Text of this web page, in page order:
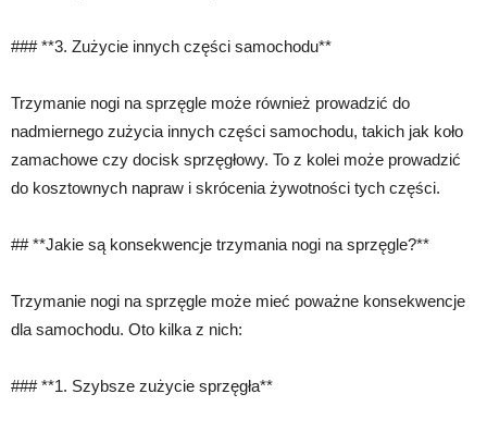
### **3. Zużycie innych części samochodu**
Trzymanie nogi na sprzęgle może również prowadzić do
nadmiernego zużycia innych części samochodu, takich jak koło
zamachowe czy docisk sprzęgłowy. To z kolei może prowadzić
do kosztownych napraw i skrócenia żywotności tych części.
## **Jakie są konsekwencje trzymania nogi na sprzęgle?**
Trzymanie nogi na sprzęgle może mieć poważne konsekwencje
dla samochodu. Oto kilka z nich:
### **1. Szybsze zużycie sprzęgła**